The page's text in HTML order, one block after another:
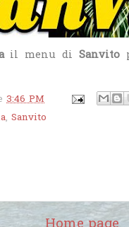
il menu di Sanvito
3:46 PM
, Sanvito